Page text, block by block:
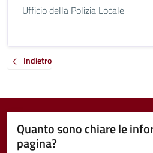
Ufficio della Polizia Locale
Indietro
Quanto sono chiare le
pagina?